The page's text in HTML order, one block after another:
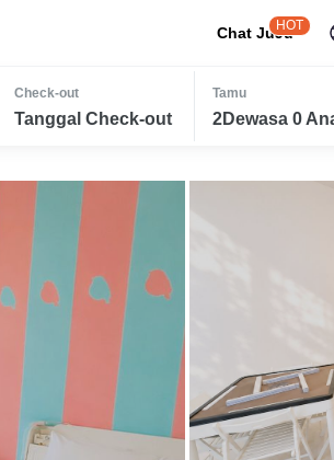
Chat JuJu
HOT
Check-out
Tanggal Check-out
Tamu
2Dewasa 0